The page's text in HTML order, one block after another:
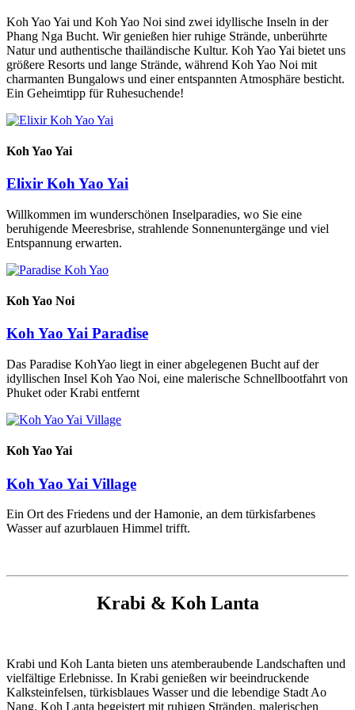
Koh Yao Yai und Koh Yao Noi sind zwei idyllische Inseln in der
Phang Nga Bucht. Wir genießen hier ruhige Strände, unberührte
Natur und authentische thailändische Kultur. Koh Yao Yai bietet uns
größere Resorts und lange Strände, während Koh Yao Noi mit
charmanten Bungalows und einer entspannten Atmosphäre besticht.
Ein Geheimtipp für Ruhesuchende!
Koh Yao Yai
Elixir Koh Yao Yai
Willkommen im wunderschönen Inselparadies, wo Sie eine
beruhigende Meeresbrise, strahlende Sonnenuntergänge und viel
Entspannung erwarten.
Koh Yao Noi
Koh Yao Yai Paradise
Das Paradise KohYao liegt in einer abgelegenen Bucht auf der
idyllischen Insel Koh Yao Noi, eine malerische Schnellbootfahrt von
Phuket oder Krabi entfernt
Koh Yao Yai
Koh Yao Yai Village
Ein Ort des Friedens und der Hamonie, an dem türkisfarbenes
Wasser auf azurblauen Himmel trifft.
Krabi & Koh Lanta
Krabi und Koh Lanta bieten uns atemberaubende Landschaften und
vielfältige Erlebnisse. In Krabi genießen wir beeindruckende
Kalksteinfelsen, türkisblaues Wasser und die lebendige Stadt Ao
Nang. Koh Lanta begeistert mit ruhigen Stränden, malerischen